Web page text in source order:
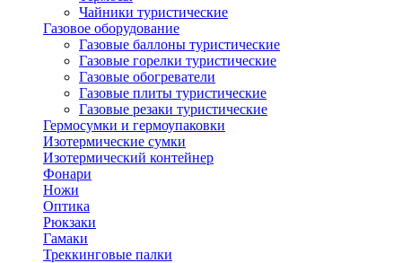
Чайники туристические
Газовое оборудование
Газовые баллоны туристические
Газовые горелки туристические
Газовые обогреватели
Газовые плиты туристические
Газовые резаки туристические
Гермосумки и гермоупаковки
Изотермические сумки
Изотермический контейнер
Фонари
Ножи
Оптика
Рюкзаки
Гамаки
Треккинговые палки